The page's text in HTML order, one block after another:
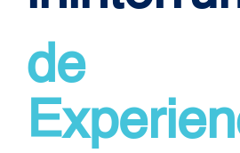
de